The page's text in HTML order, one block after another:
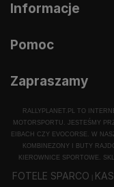
Informacje
Pomoc
Zapraszamy
RALLYPLANET.PL TO
MOTORSPORTU. JESTEŚMY
EIBACH CZY EVOCORSE. W
KOMBINEZONY I BUTY
KIEROWNICE SPORTOWE.
FOTELE SPARCO